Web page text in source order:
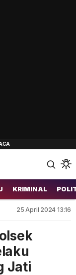
KRIMINAL
25 April 2024 13:16
Jati